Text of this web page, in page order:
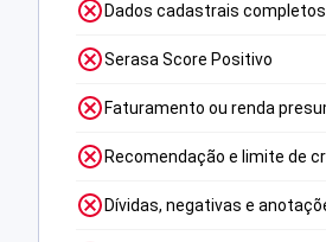
Dados cadastrais completos
Serasa Score Positivo
Faturamento ou renda
Recomendação e limite de
Dívidas, negativas e